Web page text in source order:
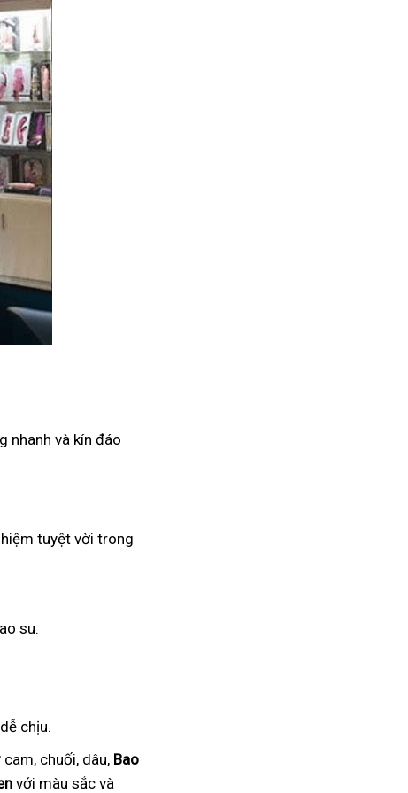
nhanh và kín đáo
tuyệt vời trong
su.
chịu.
chuối, dâu, Bao
với màu sắc và